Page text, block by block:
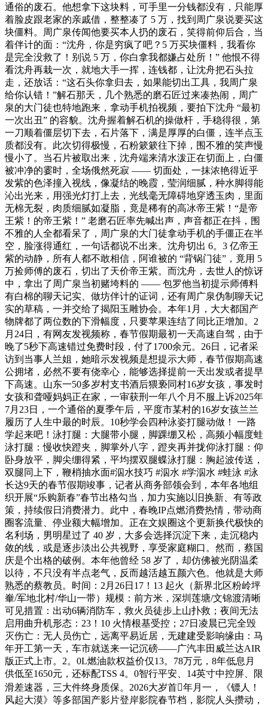
通俗的废石。他想拿下这块料，可手里一分钱都没有，只能厚
着脸皮跟老家的亲戚借，整整凑了 5 万，找到周广泉说要买这
块僵料。周广泉传闻他要买本人扔的废石，笑得前仰后合，当
着伴计的面：“沈舟，你是穷疯了吧？5 万买块僵料，我看你
是完全没救了！别说 5 万，你白拿我都嫌占处所！” 他恨不得
看沈舟再栽一次，就地大手一挥，连钱都，让沈舟把石头拉
走，还放话：“这石头你拿归去，如果能切出工具，我周广泉
给你认错！”解石那天，几个熟悉的磨石匠过来凑热闹，周广
泉的大门徒也特地跑来，拿动手机拍视频，要拍下沈舟 “最初
一次出丑” 的容貌。沈舟握着解石机的操做杆，手稳得很，第
一刀顺着僵层切下去，石片落下，满是厚厚的白僵，连半点玉
质都没有。此次切得极慢，石粉簌簌往下掉，围不雅的笑声慢
慢小了。当石片被取出来，沈舟端来清水泼正在切面上，白僵
被冲净的霎时，全场俄然死寂 —— 切面处，一抹浓艳得近乎
发紫的色泽撞入视线，像凝结的晚霞，莹润细腻，种水脚得能
沁出光来，用强光灯打上去，光线毫无障碍地穿透玉肉，里面
无棉无裂，肉质细腻如凝脂，竟是稀有的高冰帝王紫！“是帝
王紫！的帝王紫！” 老磨石匠率先喊出声，声音都正在抖，围
不雅的人全都看呆了，周广泉的大门徒拿动手机的手僵正在半
空，脸涨得通红，一句话都说不出来。沈舟切出 6。3 亿帝王
紫的动静，所有人都不敢相信，阿谁被的 “背锅门徒”，竟用 5
万捡师傅的废石，切出了天价帝王紫。而沈舟，去世人的惊讶
中，拿出了周广泉当初赌垮料的 —— 包罗他当初提示师傅料
有白棉的聊天记实、做坊伴计的证词，还有周广泉伪制聊天记
实的草稿，一并交给了揭阳玉雕协会。本年1月，大大都国产
物牌都了两位数的下滑幅度，只要苹果连结了同比正增加。2
月24日，有网友发视频称，春节假期最初一天高速自驾，由于
晚了5秒下高速错过免费时段，付了1700余元。26日，记者采
访到当事人兰姐，她暗示发视频是想提示大师，春节假期高速
公拥堵，必然不要有侥幸心，能够选择提前一天出发或者提早
下高速。山东一50多岁村支书酒后猥亵同村16岁女孩，事发时
女孩和聋哑妈妈正在家，一审获刑一年八个月不服上诉2025年
7月23日，一个通俗的夏季午后，平度市某村的16岁女孩兰兰
履历了人生中最的时辰。10秒学会四种泳姿打腿动做！ 一路
学起来吧！泳打腿：大腿带小腿，脚踝绷又松，高频小幅度蛙
泳打腿：慢收快蹬夹，脚掌外八字，蹬夹再并拢仰泳打腿：仰
卧身放平，脚尖绷得紧，平均摆双腿蝶泳打腿：胸起波传送，
双腿同上下，鞭梢抽水面#泅水技巧 #泅水 #学泅水 #蛙泳 #泳
长达9天的春节假期竣事，记者从商务部领会到，本年各地组
织开展“乐购新春”春节出格勾当，加力实施以旧换新、有等政
策，持续假日消费潜力。此中，春晚IP点燃消费热情，带动商
圈客流量、停业额大幅增加。正在文娱圈这个更新换代极快的
名利场，男明星过了 40 岁，大多会选择沉淀下来，走沉稳内
敛的线，或是逐步淡出公共视野，享受家庭糊口。然而，蔡国
庆是个出格的破例。本年他曾经 58 岁了，却仿佛被光阴温柔
以待，不只没有半点老气，反而越活越五颜六色。他就是大师
熟悉的蔡教员。时间：2月26日17！13 起火（新界北区粉岭坪
輋/军地北村/华山一带）规模：前方米，深圳莲塘/文锦渡清晰
可见措置：出动6辆消防车，救火员徒步上山扑救；夜间无法
启用曲升机形态：23！10 火情根基受控；27日凌晨已完全毁
灭伤亡：无人员伤亡，远离平易近居，无建建受影响缘由：马
年开工第一天，车市就送来一记沉磅——广汽丰田威兰达AIR
版正式上市。2。0L燃油款权益价仅13。78万元，8年低息月
供低至1650元，还标配TSS 4。0智行平安、14英寸中控屏、限
滑差速器，三大件终身质保。2026大岁首年月一，《镖人！
风起大漠》等多部国产影片登岸影院春节档，影院人头攒动，